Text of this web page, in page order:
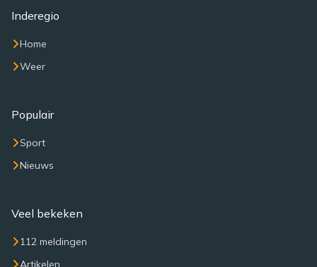
Inderegio
Home
Weer
Populair
Sport
Nieuws
Veel bekeken
112 meldingen
Artikelen